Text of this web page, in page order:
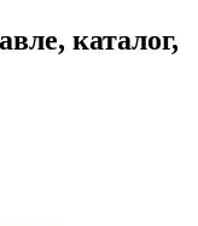
каталог,